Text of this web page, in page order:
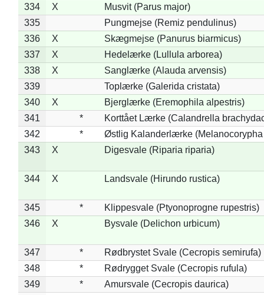
334
X
Musvit (Parus major)
335
Pungmejse (Remiz pendulinus)
336
X
Skægmejse (Panurus biarmicus)
337
X
Hedelærke (Lullula arborea)
338
X
Sanglærke (Alauda arvensis)
339
Toplærke (Galerida cristata)
340
X
Bjerglærke (Eremophila alpestris)
341
*
Korttået Lærke (Calandrella
342
*
Østlig Kalanderlærke (Melanocorypha
343
X Digesvale (Riparia riparia)
344 X Landsvale (Hirundo rustica)
345 *
Klippesvale (Ptyonoprogne rupestris)
346
X Bysvale (Delichon urbicum)
347 *
Rødbrystet Svale (Cecropis semirufa)
348
*
Rødrygget Svale (Cecropis rufula)
349
*
Amursvale (Cecropis daurica)